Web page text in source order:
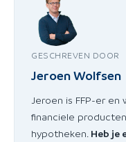
GESCHREVEN DOOR
Jeroen Wolfsen
Jeroen is FFP-er
financiele
hypotheken. Heb je